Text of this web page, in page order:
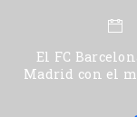
El FC
Madrid con el